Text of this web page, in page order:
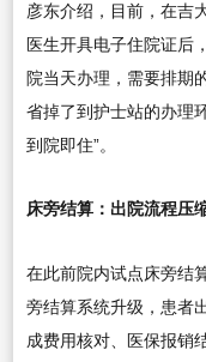
彦东介绍，目前，在吉
医生开具电子住院证后
院当天办理，需要排期
省掉了到护士站的办理
到院即住”。
床旁结算：出院流程压
在此前院内试点床旁结
旁结算系统升级，患者
成费用核对、医保报销